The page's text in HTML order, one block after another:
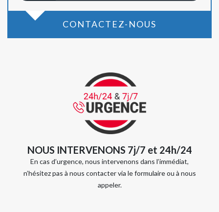
CONTACTEZ-NOUS
NOUS INTERVENONS 7j/7 et 24h/24
En cas d’urgence, nous intervenons dans l’immédiat,
n’hésitez pas à nous contacter via le formulaire ou à nous
appeler.